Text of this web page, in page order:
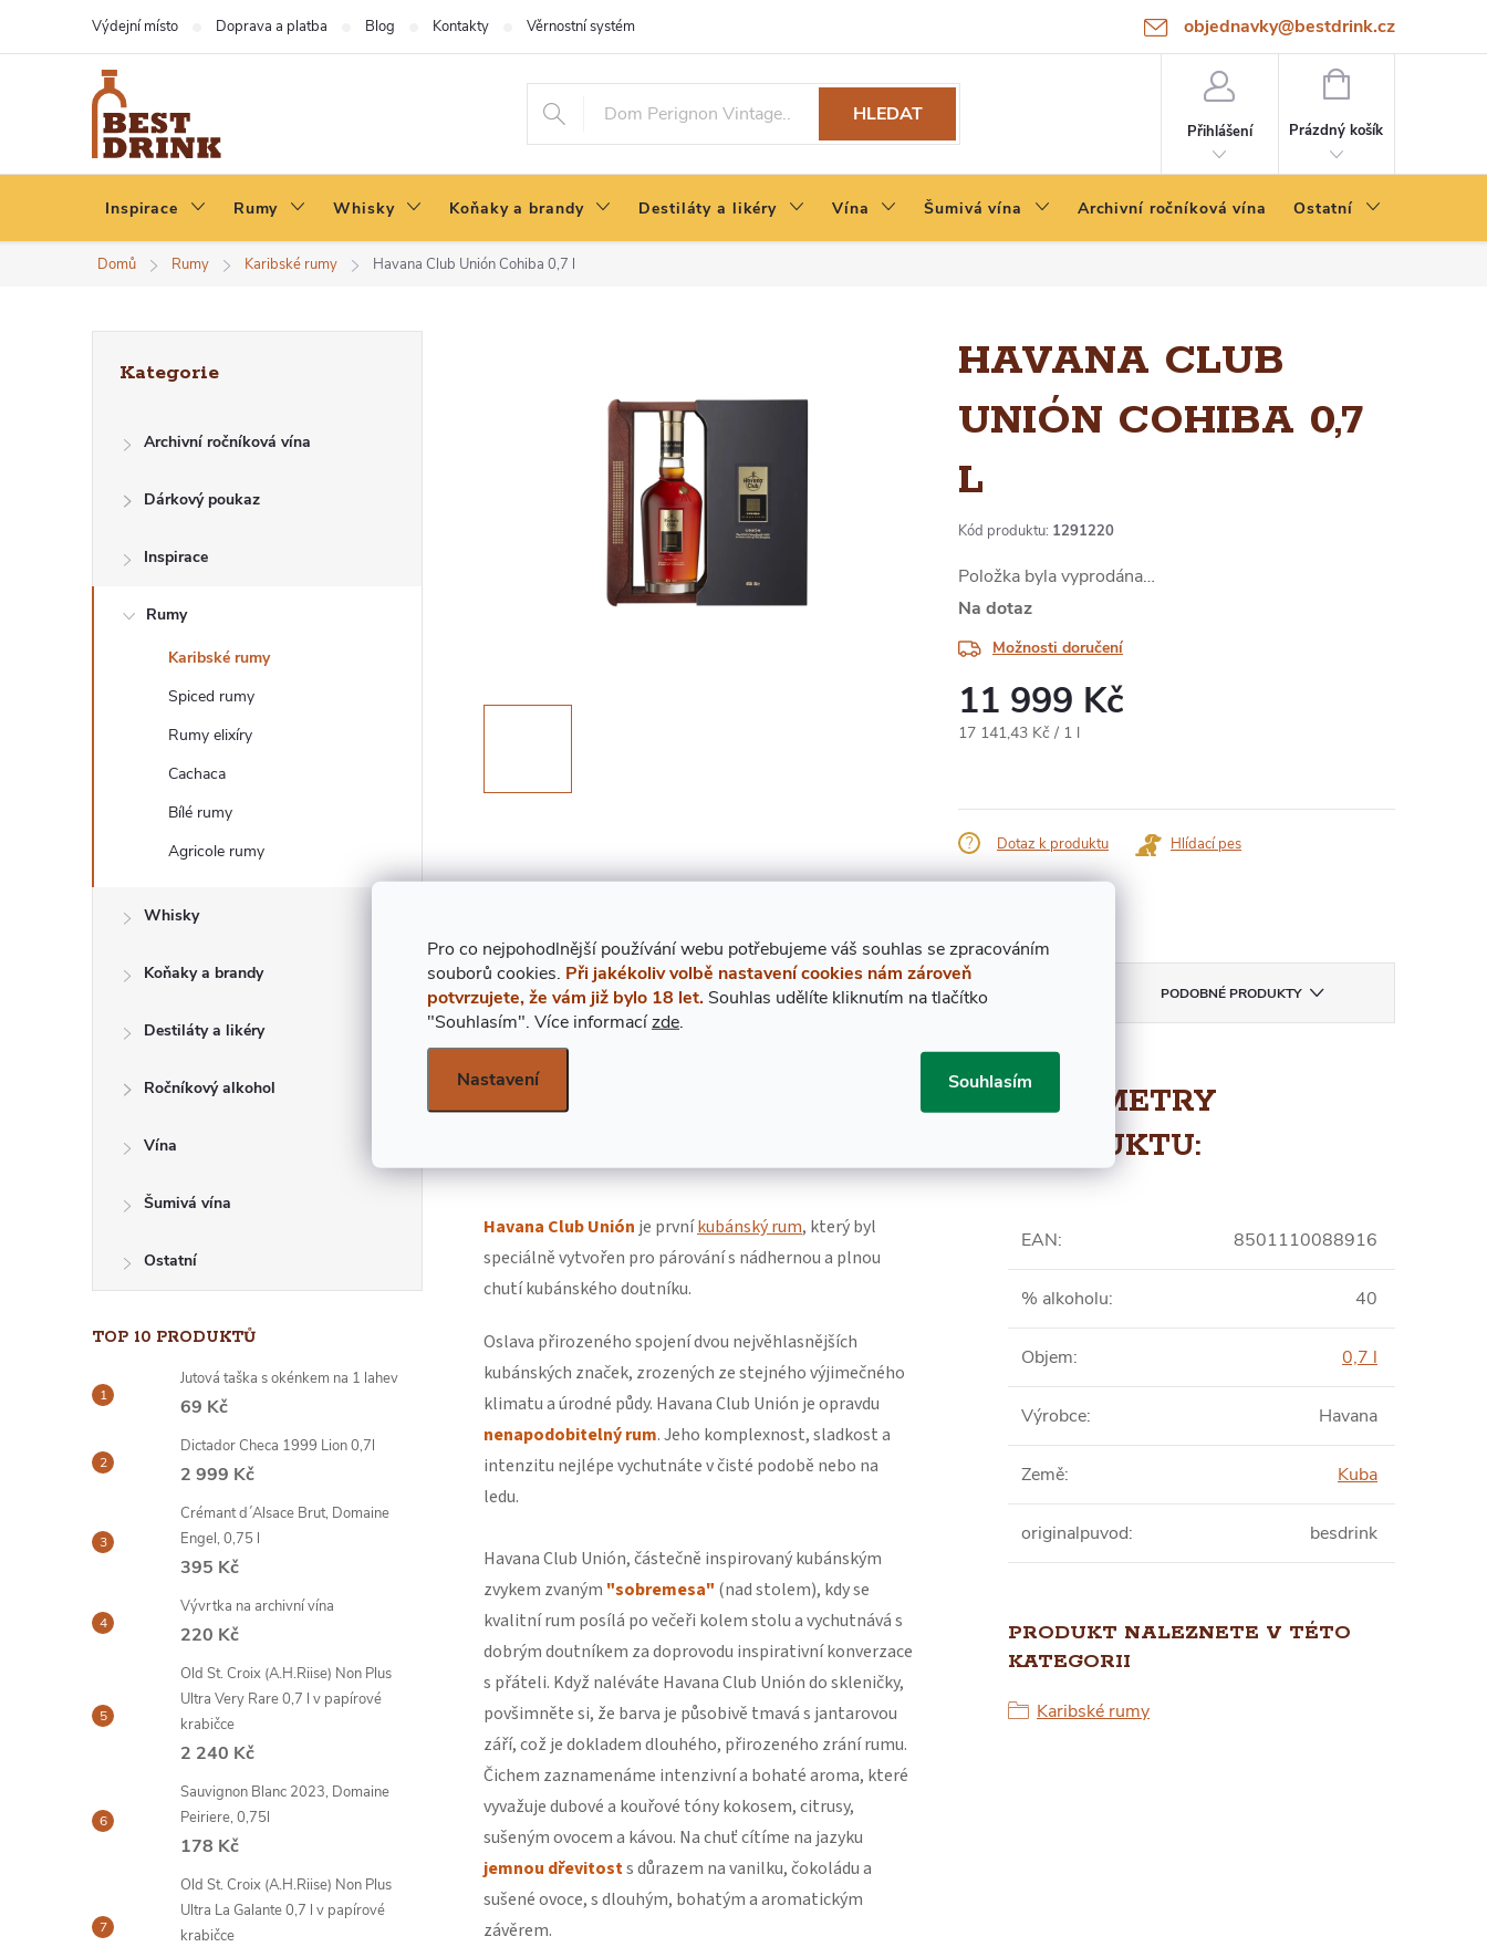
Pro co nejpohodlnější používání webu potřebujeme váš souhlas se zpracováním
souborů cookies. Při jakékoliv volbě nastavení cookies nám zároveň
potvrzujete, že vám již bylo 18 let. Souhlas udělíte kliknutím na tlačítko
"Souhlasím". Více informacízde.
Nastavení Souhlasím
objednavky@bestdrink.cz
Výdejní místo Doprava a platba Blog Kontakty Věrnostní systém
HLEDAT
Přihlášení
NÁKUPNÍ
Prázdný košík
Inspirace Rumy Whisky Koňaky a brandy Destiláty a likéry Vína Šumivá vína Archivní ročníková vína Ostatní
Domů Rumy Karibské rumy Havana Club Unión Cohiba 0,7 l
R
kategorie
Kategorie
Archivní ročníková vína
Dárkový poukaz
Inspirace
Rumy
Karibské rumy
Spiced rumy
Rumy elixíry
Cachaca
Bílé rumy
Agricole rumy
Whisky
Koňaky a brandy
Destiláty a likéry
Ročníkový alkohol
Vína
Šumivá vína
Ostatní
TOP 10 PRODUKTŮ
Jutová taška s okénkem na 1 lahev
69 Kč
Dictador Checa 1999 Lion 0,7l
2 999 Kč
Crémant d´Alsace Brut, Domaine
Engel, 0,75 l
395 Kč
Vývrtka na archivní vína
220 Kč
Old St. Croix (A.H.Riise) Non Plus
Ultra Very Rare 0,7 l v papírové
krabičce
2 240 Kč
Sauvignon Blanc 2023, Domaine
Peiriere, 0,75l
178 Kč
Old St. Croix (A.H.Riise) Non Plus
Ultra La Galante 0,7 l v papírové
krabičce
HAVANA CLUB
UNIÓN COHIBA 0,7
L
Kód produktu: 1291220
Položka byla vyprodána…
Na dotaz
Možnosti doručení
11 999 Kč
Měrná
17 141,43 Kč / 1 l
Dotaz k produktu Hlídací pes
POPIS PRODUKTU ZNAČKAHAVANA PODOBNÉ PRODUKTY
DETAILNÍ POPIS
Havana Club Unión je prvníkubánský rum, který byl
speciálně vytvořen pro párování s nádhernou a plnou
chutí kubánského doutníku.
Oslava přirozeného spojení dvou nejvěhlasnějších
kubánských značek, zrozených ze stejného výjimečného
klimatu a úrodné půdy. Havana Club Unión je opravdu
nenapodobitelný rum. Jeho komplexnost, sladkost a
intenzitu nejlépe vychutnáte v čisté podobě nebo na
ledu.
Havana Club Unión, částečně inspirovaný kubánským
zvykem zvaným "sobremesa" (nad stolem), kdy se
kvalitní rum posílá po večeři kolem stolu a vychutnává s
dobrým doutníkem za doprovodu inspirativní konverzace
s přáteli. Když naléváte Havana Club Unión do skleničky,
povšimněte si, že barva je působivě tmavá s jantarovou
září, což je dokladem dlouhého, přirozeného zrání rumu.
Čichem zaznamenáme intenzivní a bohaté aroma, které
vyvažuje dubové a kouřové tóny kokosem, citrusy,
sušeným ovocem a kávou. Na chuť cítíme na jazyku
jemnou dřevitosts důrazem na vanilku, čokoládu a
sušené ovoce, s dlouhým, bohatým a aromatickým
závěrem.
PARAMETRY
PRODUKTU:
EAN: 8501110088916
% alkoholu: 40
Objem: 0,7 l
Výrobce: Havana
Země: Kuba
originalpuvod: besdrink
PRODUKT NALEZNETE V TÉTO
KATEGORII
Karibské rumy